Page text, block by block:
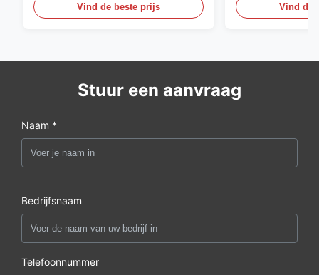
Vind de beste prijs Vind de
Stuur een aanvraag
Naam *
Bedrijfsnaam
Telefoonnummer